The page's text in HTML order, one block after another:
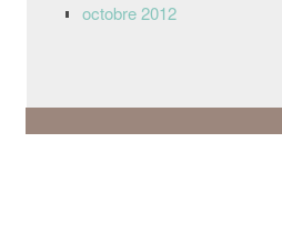
octobre 2012